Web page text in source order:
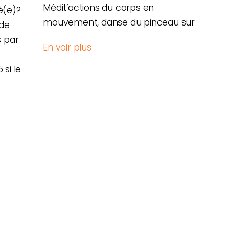
par
si le
Médit’actions du corps en
mouvement, danse du pinceau sur
En voir plus